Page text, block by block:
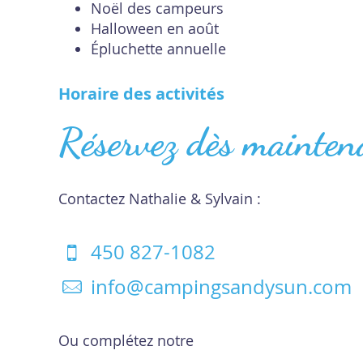
Noël des campeurs
Halloween en août
Épluchette annuelle
Horaire des activités
Réservez dès
Contactez Nathalie & Sylvain :
450 827-1082
info@campingsandysun.com
Ou complétez notre